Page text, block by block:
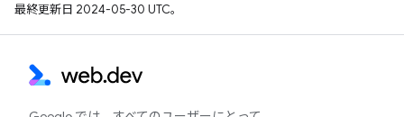
最終更新日 2024-05-30 UTC。